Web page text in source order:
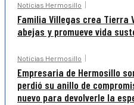
Noticias Hermosillo
Familia Villegas crea Tierra
abejas y promueve vida
Noticias Hermosillo
Empresaria de Hermosillo
perdió su anillo de
nuevo para devolverle la